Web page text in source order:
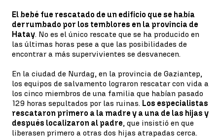
El bebé fue rescatado de un edificio que se había
derrumbado por los temblores en la provincia de
Hatay. No es el único rescate que se ha producido en
las últimas horas pese a que las posibilidades de
encontrar a más supervivientes se desvanecen.
En la ciudad de Nurdag, en la provincia de Gaziantep,
los equipos de salvamento lograron rescatar con vida a
los cinco miembros de una familia que habían pasado
129 horas sepultados por las ruinas. Los especialistas
rescataron primero a la madre y a una de las hijas y
después localizaron al padre, que insistió en que
liberasen primero a otras dos hijas atrapadas cerca.